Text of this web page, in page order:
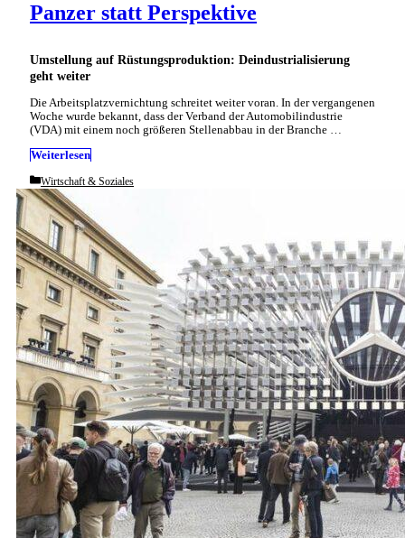
Umstellung auf Rüstungsproduktion: Deindustrialisierung
geht weiter
Panzer statt Perspektive
Die Arbeitsplatzvernichtung schreitet weiter voran. In der vergangenen
Woche wurde bekannt, dass der Verband der Automobilindustrie
(VDA) mit einem noch größeren Stellenabbau in der Branche …
Weiterlesen
Categories
Wirtschaft & Soziales